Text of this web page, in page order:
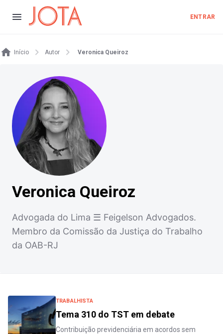
ENTRAR
Início Autor Veronica Queiroz
Veronica Queiroz
Advogada do Lima ☰ Feigelson Advogados.
Membro da Comissão da Justiça do Trabalho
da OAB-RJ
TRABALHISTA
Tema 310 do TST em debate
Contribuição previdenciária em acordos sem